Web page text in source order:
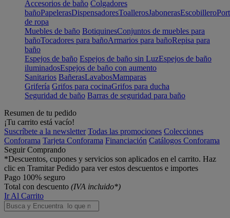
Accesorios de baño Colgadores
bañoPapelerasDispensadoresToallerosJabonerasEscobillero
de ropa
Muebles de baño BotiquinesConjuntos de muebles para
bañoTocadores para bañoArmarios para bañoRepisa para
baño
Espejos de baño Espejos de baño sin LuzEspejos de baño
iluminadosEspejos de baño con aumento
Sanitarios BañerasLavabosMamparas
Grifería Grifos para cocinaGrifos para ducha
Seguridad de baño Barras de seguridad para baño
Resumen de tu pedido
¡Tu carrito está vacío!
Suscríbete a la newsletter Todas las promociones Colecciones
Conforama Tarjeta Conforama Financiación Catálogos Conforama
Seguir Comprando
*Descuentos, cupones y servicios son aplicados en el carrito. Haz
clic en Tramitar Pedido para ver estos descuentos e importes
Pago 100% seguro
Total con descuento (IVA incluido*)
Ir Al Carrito